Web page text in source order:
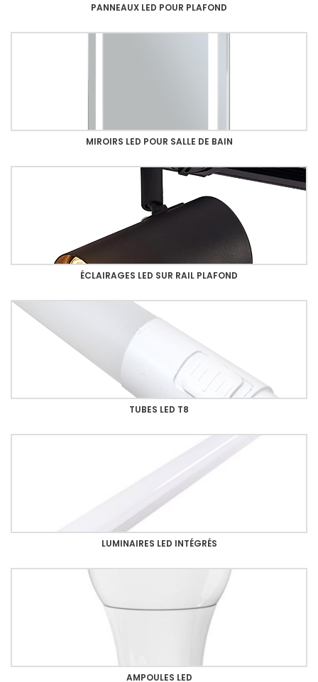
PANNEAUX LED POUR PLAFOND
MIROIRS LED POUR SALLE DE BAIN
ÉCLAIRAGES LED SUR RAIL PLAFOND
TUBES LED T8
LUMINAIRES LED INTÉGRÉS
AMPOULES LED